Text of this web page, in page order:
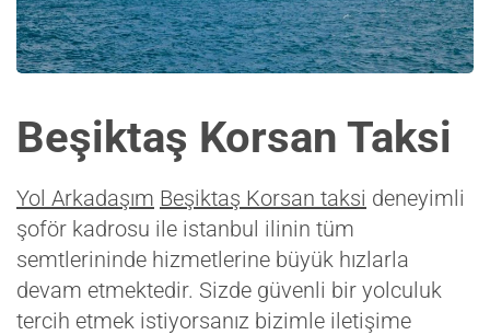
Beşiktaş Korsan Taksi
Yol Arkadaşım Beşiktaş Korsan taksi deneyimli
şoför kadrosu ile istanbul ilinin tüm
semtlerininde hizmetlerine büyük hızlarla
devam etmektedir. Sizde güvenli bir yolculuk
tercih etmek istiyorsanız bizimle iletişime